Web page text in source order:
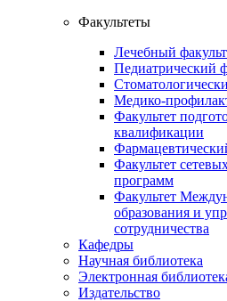
Факультеты
Лечебный
Педиатрический
Медико-
Факультет
квалификации
Факультет
программ
Факультет
образования и
сотрудничества
Кафедры
Научная библиотека
Электронная
Издательство